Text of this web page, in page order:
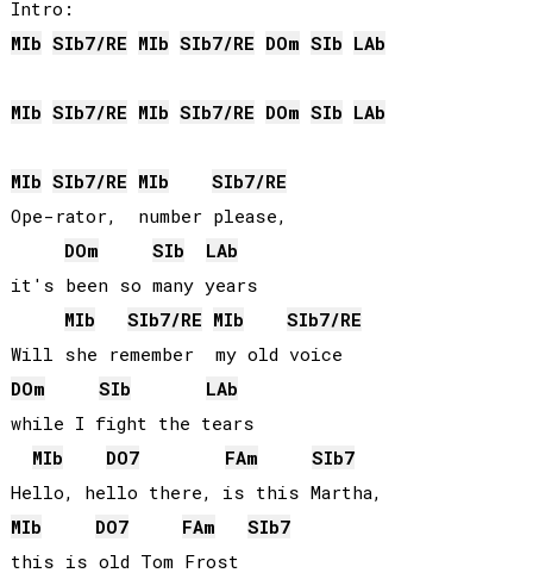
MIb SIb7/RE MIb SIb7/RE DOm SIb LAb
MIb SIb7/RE MIb SIb7/RE DOm SIb LAb
MIb SIb7/RE MIb SIb7/RE
Ope-rator,  number please,
DOm SIb
LAb
it's been so many years
MIb
SIb7/RE MIb SIb7/RE
DOm SIb
LAb
while I fight the tears
MIb
DO7 FAm SIb7
MIb
DO7 FAm SIb7
this is old Tom Frost